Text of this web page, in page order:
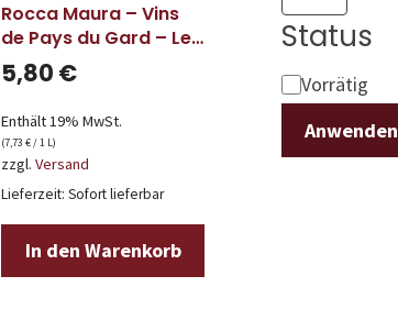
Rocca Maura – Vins
de Pays du Gard – Les
p’tits galets
5,80 €
Enthält 19% MwSt.
(7,73 € / 1 L)
zzgl. Versand
Lieferzeit: Sofort lieferbar
In den Warenkorb
Status
Status
Vorrätig
Anwenden